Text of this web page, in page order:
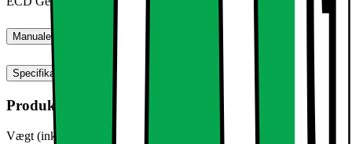
Manualer, downloads, garanti og support
Specifikationer
Produktmål
Vægt (inkl. emballage)